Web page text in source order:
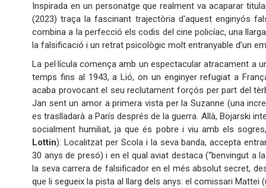
Inspirada en un personatge que realment va acaparar
(2023) traça la fascinant trajectòria d'aquest enginyós
combina a la perfecció els codis del cine policíac, una
la falsificació i un retrat psicològic molt entranyable d’un
La pel·lícula comença amb un espectacular atracament a
temps fins al 1943, a Lió, on un enginyer refugiat a
acaba provocant el seu reclutament forçós per part del
Jan sent un amor a primera vista per la Suzanne (una
es traslladarà a París després de la guerra. Allà, Bojarski
socialment humiliat, ja que és pobre i viu amb els
Lottin). Localitzat per Scola i la seva banda, accepta
30 anys de presó) i en el qual aviat destaca (“benvingut a
la seva carrera de falsificador en el més absolut secret,
que li segueix la pista al llarg dels anys: el comissari Mattei